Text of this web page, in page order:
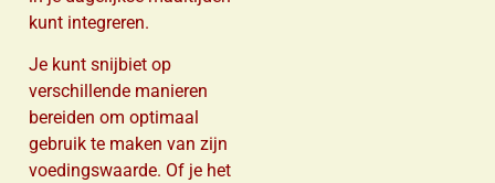
kunt integreren.
Je kunt snijbiet op
verschillende manieren
bereiden om optimaal
gebruik te maken van zijn
voedingswaarde. Of je het